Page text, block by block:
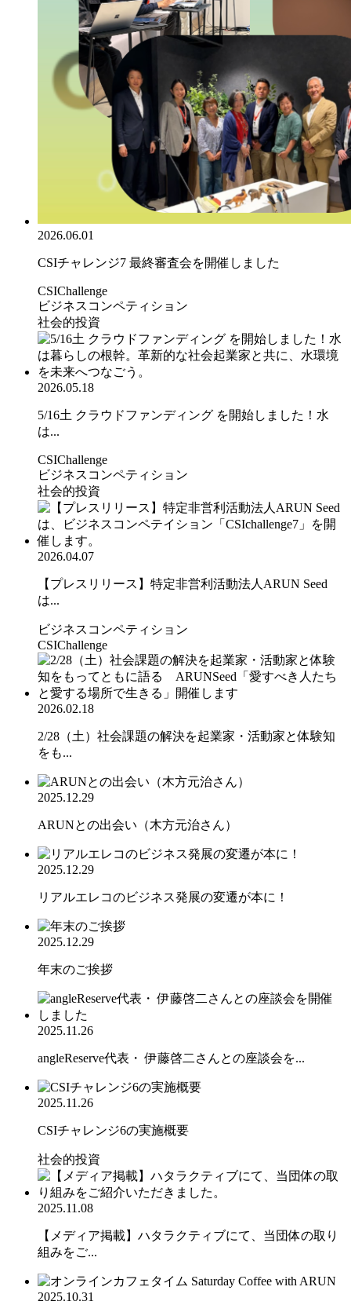
2026.06.01
CSIチャレンジ7 最終審査会を開催しました
CSIChallenge
ビジネスコンペティション
社会的投資
2026.05.18
5/16土 クラウドファンディング を開始しました！水
は...
CSIChallenge
ビジネスコンペティション
社会的投資
2026.04.07
【プレスリリース】特定非営利活動法人ARUN Seed
は...
ビジネスコンペティション
CSIChallenge
2026.02.18
2/28（土）社会課題の解決を起業家・活動家と体験知
をも...
2025.12.29
ARUNとの出会い（木方元治さん）
2025.12.29
リアルエレコのビジネス発展の変遷が本に！
2025.12.29
年末のご挨拶
2025.11.26
angleReserve代表・ 伊藤啓二さんとの座談会を...
2025.11.26
CSIチャレンジ6の実施概要
社会的投資
2025.11.08
【メディア掲載】ハタラクティブにて、当団体の取り
組みをご...
2025.10.31